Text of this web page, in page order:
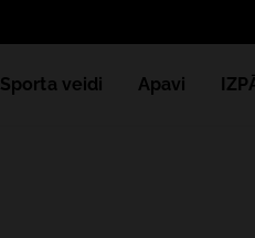
Sporta veidi Apavi